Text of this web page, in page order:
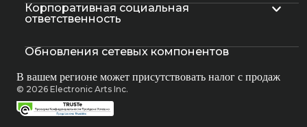
Корпоративная социальная
ответственность
Обновления сетевых компонентов
В вашем регионе может присутствовать налог с продаж
© 2026 Electronic Arts Inc.